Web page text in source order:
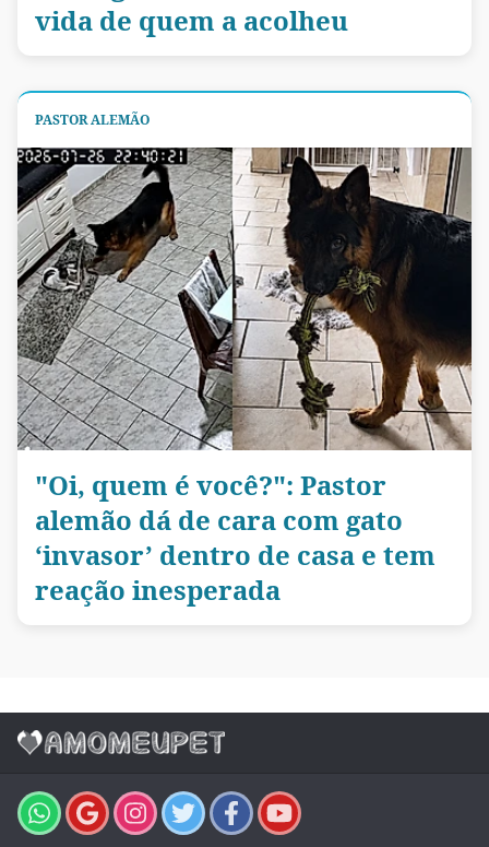
vida de quem a acolheu
PASTOR ALEMÃO
"Oi, quem é você?": Pastor
alemão dá de cara com gato
‘invasor’ dentro de casa e tem
reação inesperada